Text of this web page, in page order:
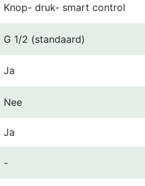
Knop- druk- smart control
G 1/2 (standaard)
Ja
Nee
Ja
-